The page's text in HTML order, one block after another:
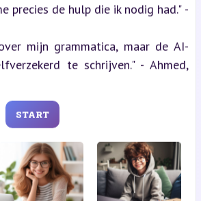
precies de hulp die ik nodig had." -
mijn grammatica, maar de AI-
te schrijven." - Ahmed,
START